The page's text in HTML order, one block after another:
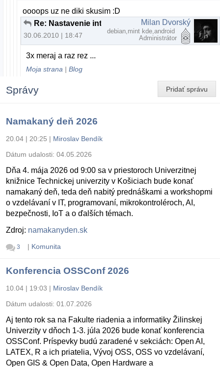
oooops uz ne diki skusim :D
30.06.2010 | 18:47
Milan Dvorský
debian,mint kde,android
Administrátor
3x meraj a raz rez ...
Moja strana |Blog
Pridať správu
Správy
Namakaný deň 2026
20.04 | 20:25 | Miroslav Bendík
Dátum udalosti: 04.05.2026
Dňa 4. mája 2026 od 9:00 sa v priestoroch Univerzitnej
knižnice Technickej univerzity v Košiciach bude konať
namakaný deň, teda deň nabitý prednáškami a workshopmi
o vzdelávaní v IT, programovaní, mikrokontroléroch, AI,
bezpečnosti, IoT a o ďalších témach.
Zdroj: namakanyden.sk
3 | Komunita
Konferencia OSSConf 2026
10.04 | 19:03 | Miroslav Bendík
Dátum udalosti: 01.07.2026
Aj tento rok sa na Fakulte riadenia a informatiky Žilinskej
Univerzity v dňoch 1-3. júla 2026 bude konať konferencia
OSSConf. Príspevky budú zaradené v sekciách: Open AI,
LATEX, R a ich priatelia, Vývoj OSS, OSS vo vzdelávaní,
Open GIS & Open Data, Open Hardware a